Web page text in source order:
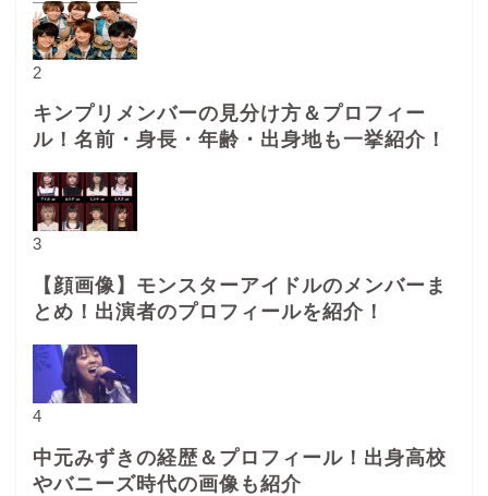
2
キンプリメンバーの見分け方＆プロフィー
ル！名前・身長・年齢・出身地も一挙紹介！
3
【顔画像】モンスターアイドルのメンバーま
とめ！出演者のプロフィールを紹介！
4
中元みずきの経歴＆プロフィール！出身高校
やバニーズ時代の画像も紹介